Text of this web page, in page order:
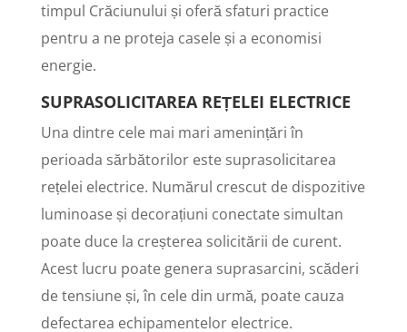
timpul Crăciunului și oferă sfaturi practice
pentru a ne proteja casele și a economisi
energie.
SUPRASOLICITAREA REȚELEI ELECTRICE
Una dintre cele mai mari amenințări în
perioada sărbătorilor este suprasolicitarea
rețelei electrice. Numărul crescut de dispozitive
luminoase și decorațiuni conectate simultan
poate duce la creșterea solicitării de curent.
Acest lucru poate genera suprasarcini, scăderi
de tensiune și, în cele din urmă, poate cauza
defectarea echipamentelor electrice.